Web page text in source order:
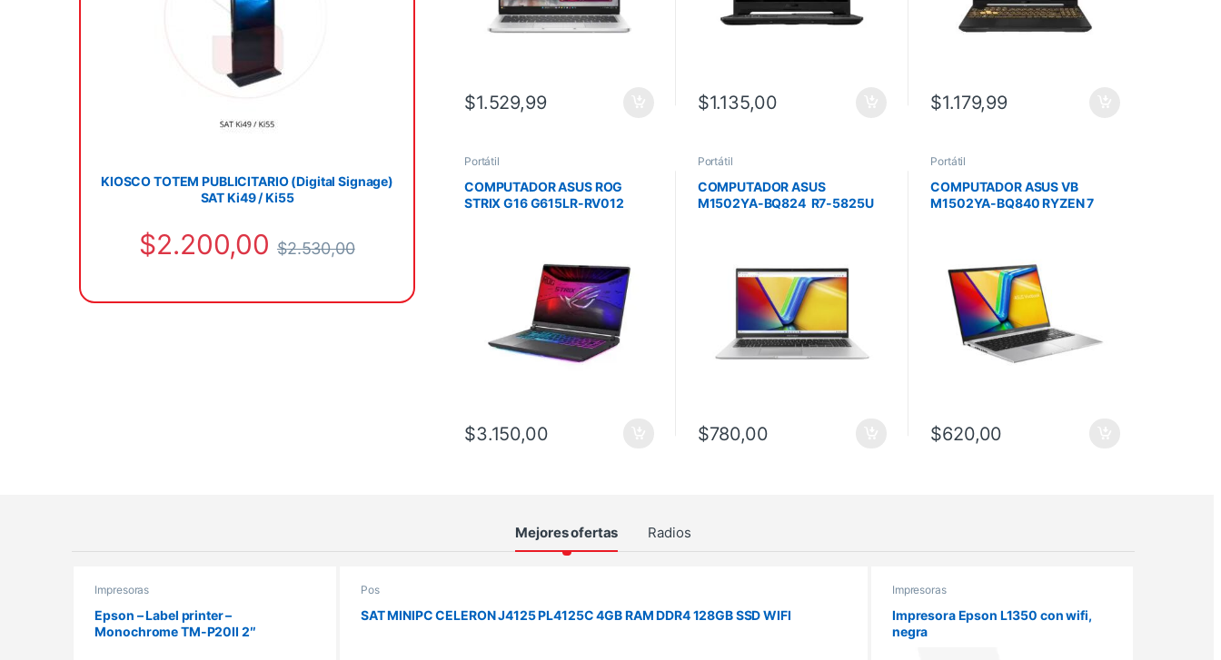
KIOSCO TOTEM PUBLICITARIO (Digital Signage)
SAT Ki49 / Ki55
$2.200,00 $2.530,00
$1.529,99 $1.135,00 $1.179,99
Portátil
COMPUTADOR ASUS ROG
STRIX G16 G615LR-RV012
$3.150,00
Portátil
COMPUTADOR ASUS
M1502YA-BQ824 R7-5825U
$780,00
Portátil
COMPUTADOR ASUS VB
M1502YA-BQ840 RYZEN 7
$620,00
Mejores ofertas Radios
Impresoras
Epson – Label printer –
Monochrome TM-P20II 2″
Pos
SAT MINIPC CELERON J4125 PL4125C 4GB RAM DDR4 128GB SSD WIFI
Impresoras
Impresora Epson L1350 con wifi,
negra